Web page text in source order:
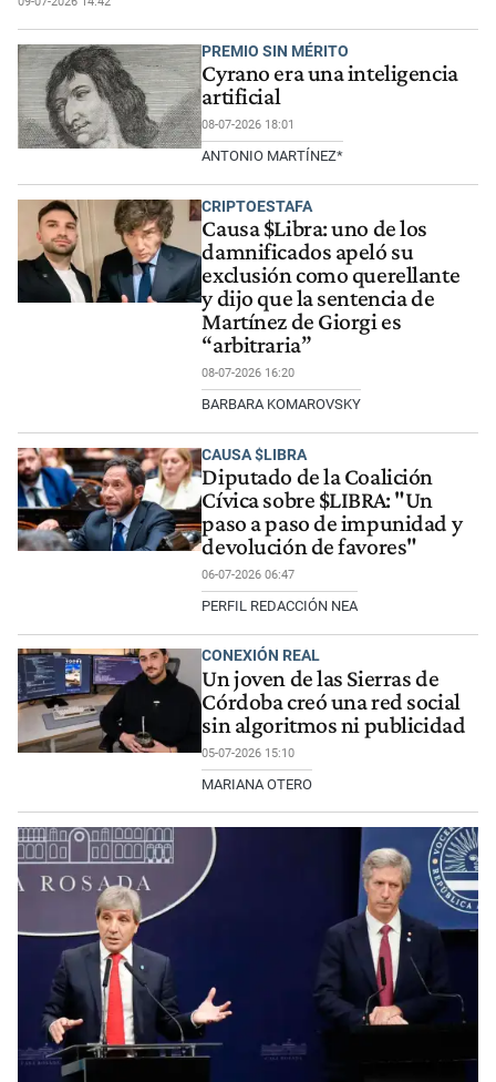
PREMIO SIN MÉRITO
Cyrano era una inteligencia
artificial
08-07-2026 18:01
ANTONIO MARTÍNEZ*
CRIPTOESTAFA
Causa $Libra: uno de los
damnificados apeló su
exclusión como querellante
y dijo que la sentencia de
Martínez de Giorgi es
“arbitraria”
08-07-2026 16:20
BARBARA KOMAROVSKY
CAUSA $LIBRA
Diputado de la Coalición
Cívica sobre $LIBRA: "Un
paso a paso de impunidad y
devolución de favores"
06-07-2026 06:47
PERFIL REDACCIÓN NEA
CONEXIÓN REAL
Un joven de las Sierras de
Córdoba creó una red social
sin algoritmos ni publicidad
05-07-2026 15:10
MARIANA OTERO